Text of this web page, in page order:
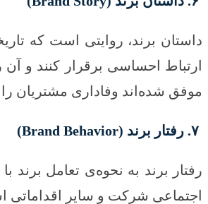
داستان برند، روایتی است که
موفق شده‌اند وفاداری مشتریان
رفتار برند به نحوه‌ی تعامل
اجتماعی شرکت و سایر اقداماتی